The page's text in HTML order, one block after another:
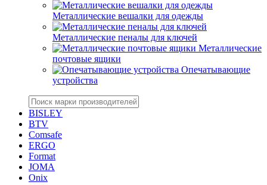
Металлические вешалки для одежды
Металлические пеналы для ключей
Металлические
почтовые ящики
Опечатывающие
устройства
BISLEY
BTV
Comsafe
ERGO
Format
JOMA
Onix